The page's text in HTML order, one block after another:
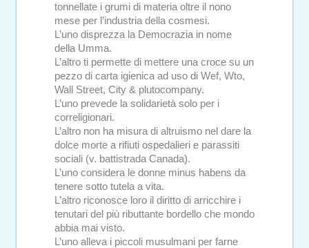
tonnellate i grumi di materia oltre il nono
mese per l’industria della cosmesi.
L’uno disprezza la Democrazia in nome
della Umma.
L’altro ti permette di mettere una croce su un
pezzo di carta igienica ad uso di Wef, Wto,
Wall Street, City & plutocompany.
L’uno prevede la solidarietà solo per i
correligionari.
L’altro non ha misura di altruismo nel dare la
dolce morte a rifiuti ospedalieri e parassiti
sociali (v. battistrada Canada).
L’uno considera le donne minus habens da
tenere sotto tutela a vita.
L’altro riconosce loro il diritto di arricchire i
tenutari del più ributtante bordello che mondo
abbia mai visto.
L’uno alleva i piccoli musulmani per farne